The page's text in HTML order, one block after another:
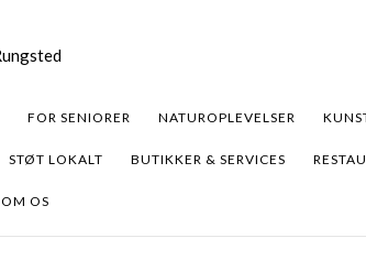
FOR SENIORER NATUROPLEVELSER
STØT LOKALT BUTIKKER & SERVICES
OM OS